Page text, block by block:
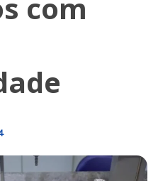
com